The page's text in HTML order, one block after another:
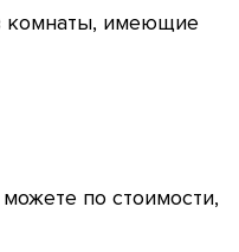
комнаты, имеющие
по стоимости,